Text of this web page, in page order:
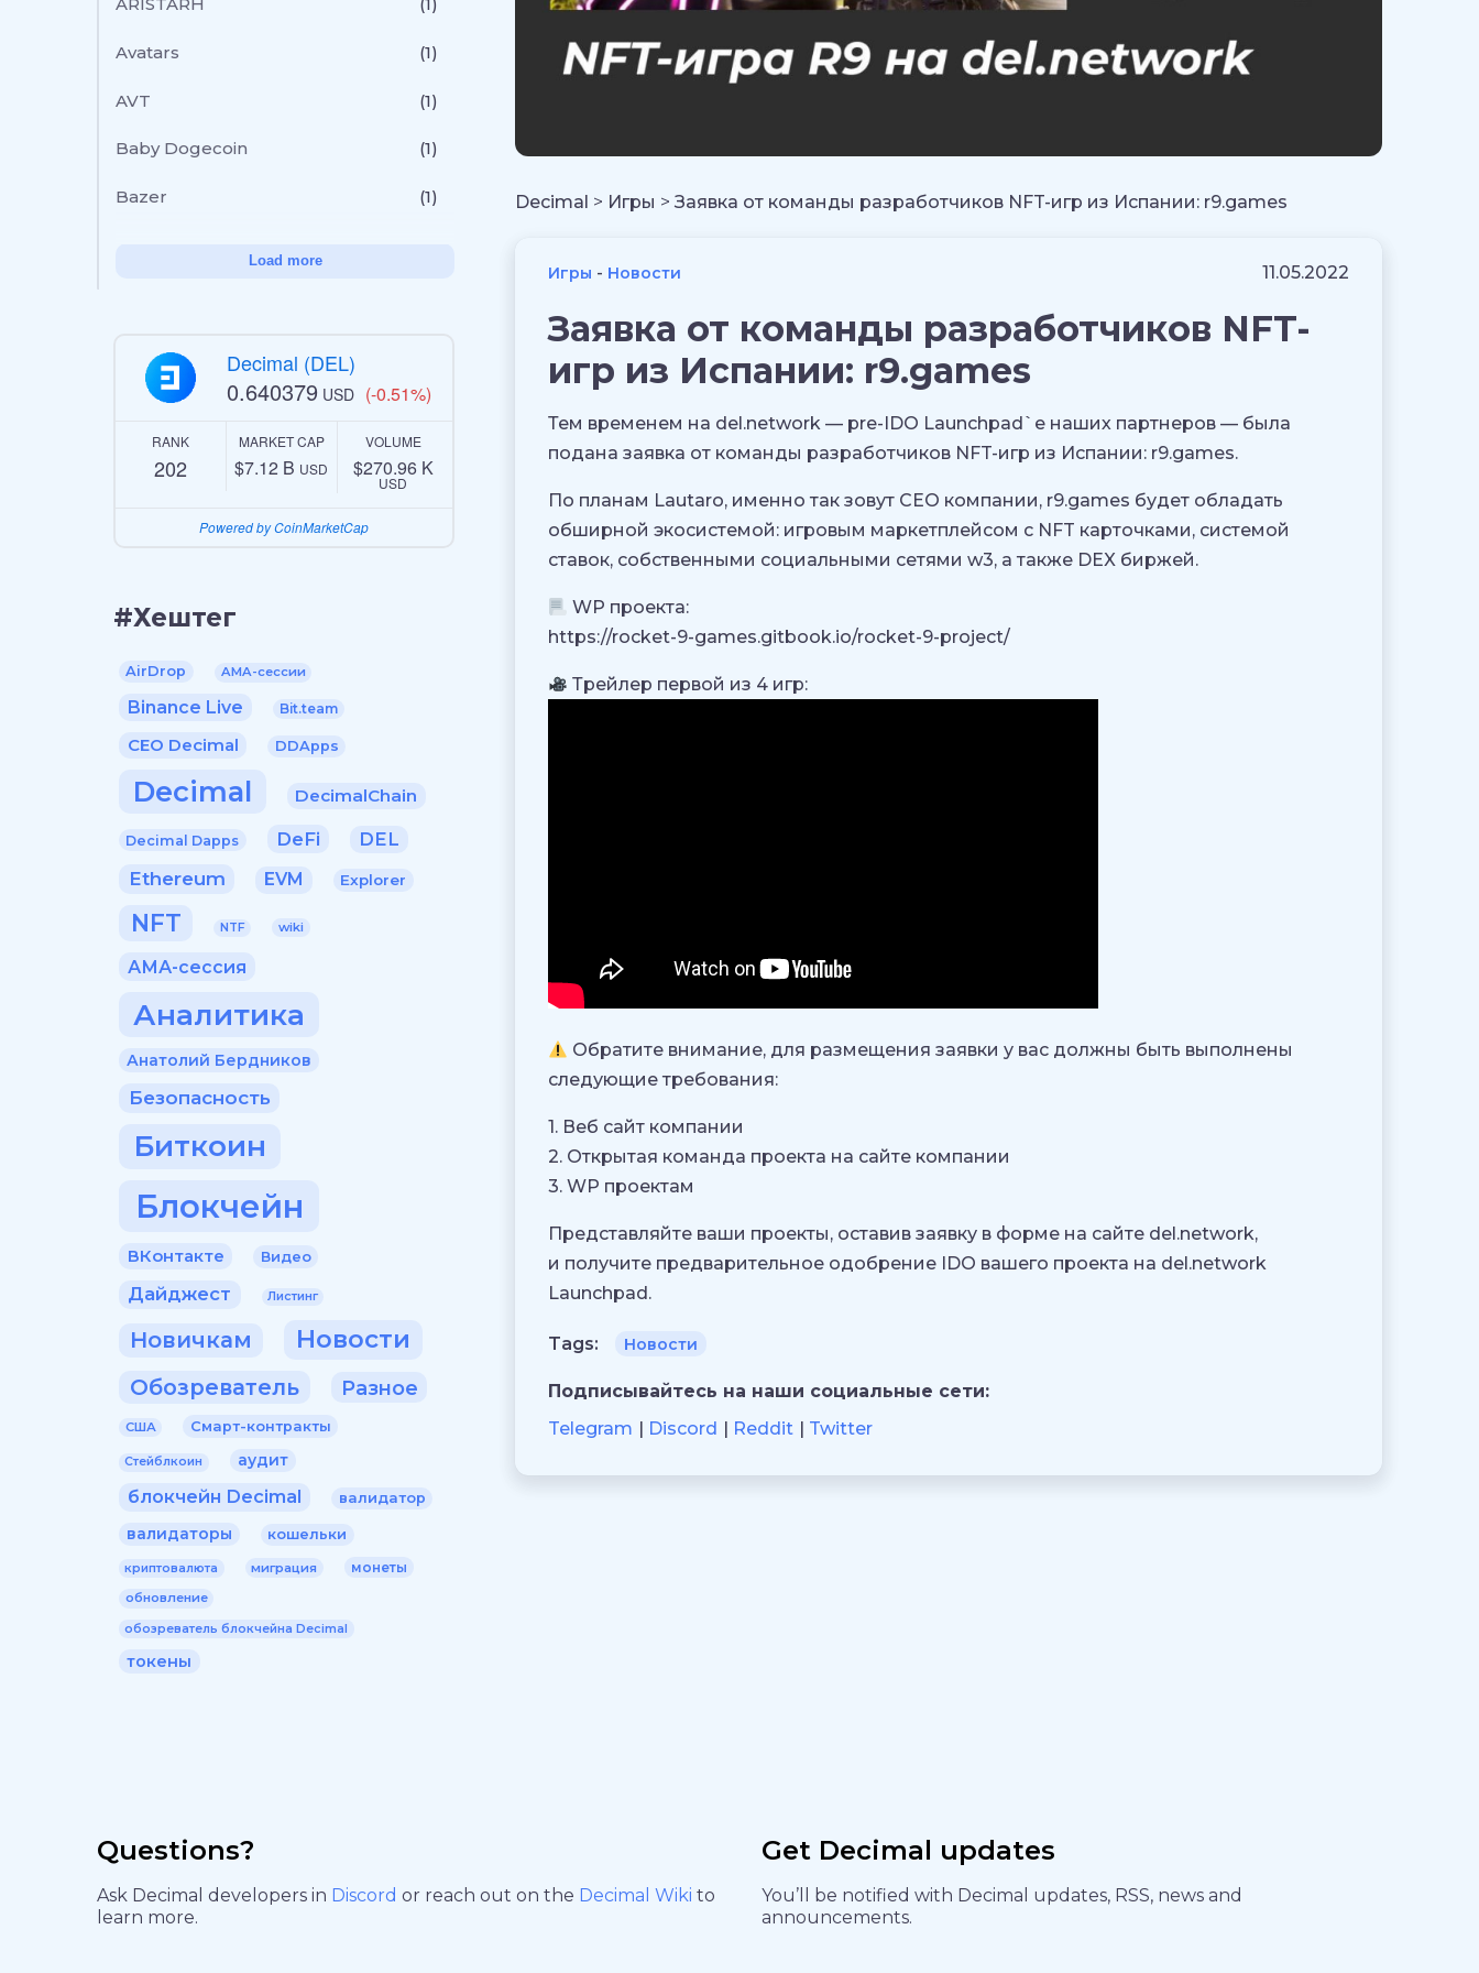
Avatars (1)
AVT (1)
Baby Dogecoin (1)
Bazer (1)
Load more
Decimal (DEL)
0.640379 USD (-0.51%)
RANK
202
MARKET CAP
$7.12 B USD
VOLUME
$270.96 K
USD
Powered by CoinMarketCap
#Хештег
AirDrop AMA-сессии
Binance Live Bit.team
CEO Decimal DDApps
Decimal DecimalChain
Decimal Dapps DeFi DEL
Ethereum EVM Explorer
NFT NTF wiki
АМА-сессия
Аналитика
Анатолий Бердников
Безопасность
Биткоин
Блокчейн
ВКонтакте Видео
Дайджест Листинг
Новичкам Новости
Обозреватель Разное
США Смарт-контракты
Стейблкоин аудит
блокчейн Decimal валидатор
валидаторы кошельки
криптовалюта миграция монеты
обновление
обозреватель блокчейна Decimal
токены
Decimal > Игры > Заявка от команды разработчиков NFT-игр из Испании: r9.games
Игры Новости 11.05.2022
Заявка от команды разработчиков NFT-
игр из Испании: r9.games
Тем временем на del.network — pre-IDO Launchpad`е наших партнеров — была
подана заявка от команды разработчиков NFT-игр из Испании: r9.games.
По планам Lautaro, именно так зовут СЕО компании, r9.games будет обладать
обширной экосистемой: игровым маркетплейсом с NFT карточками, системой
ставок, собственными социальными сетями w3, а также DEX биржей.
WP проекта:
https://rocket-9-games.gitbook.io/rocket-9-project/
Трейлер первой из 4 игр:
Обратите внимание, для размещения заявки у вас должны быть выполнены
следующие требования:
1. Веб сайт компании
2. Открытая команда проекта на сайте компании
3. WP проектам
Представляйте ваши проекты, оставив заявку в форме на сайте del.network,
и получите предварительное одобрение IDO вашего проекта на del.network
Launchpad.
Tags: Новости
Подписывайтесь на наши социальные сети:
Telegram
Discord Reddit Twitter
Questions?
Ask Decimal developers in Discord or reach out on the Decimal Wiki to
learn more.
Get Decimal updates
You’ll be notified with Decimal updates, RSS, news and
announcements.